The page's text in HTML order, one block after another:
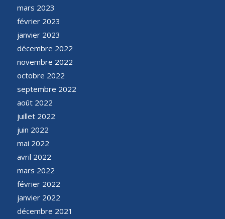
mars 2023
février 2023
janvier 2023
décembre 2022
novembre 2022
octobre 2022
septembre 2022
août 2022
juillet 2022
juin 2022
mai 2022
avril 2022
mars 2022
février 2022
janvier 2022
décembre 2021